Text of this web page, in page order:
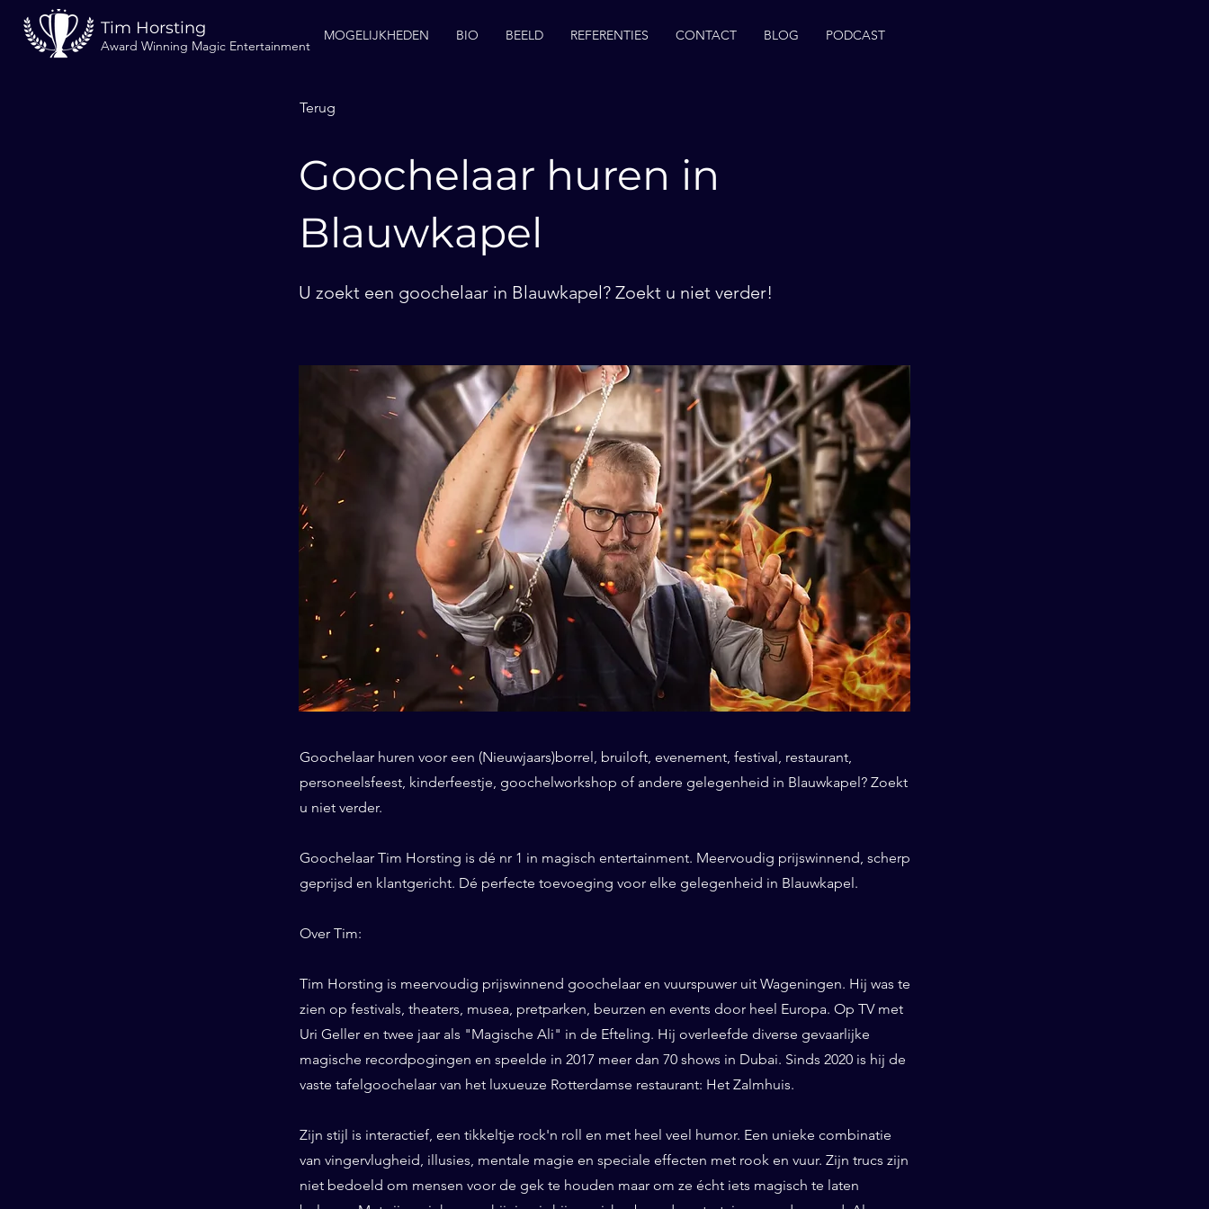
Tim Horsting
Award Winning Magic Entertainment
MOGELIJKHEDEN BIO BEELD REFERENTIES CONTACT BLOG PODCAST
Terug
Goochelaar huren in
Blauwkapel
U zoekt een goochelaar in Blauwkapel? Zoekt u niet verder!
Goochelaar huren voor een (Nieuwjaars)borrel, bruiloft, evenement, festival, restaurant,
personeelsfeest, kinderfeestje, goochelworkshop of andere gelegenheid in Blauwkapel? Zoekt
u niet verder.
Goochelaar Tim Horsting is dé nr 1 in magisch entertainment. Meervoudig prijswinnend, scherp
geprijsd en klantgericht. Dé perfecte toevoeging voor elke gelegenheid in Blauwkapel.
Over Tim:
Tim Horsting is meervoudig prijswinnend goochelaar en vuurspuwer uit Wageningen. Hij was te
zien op festivals, theaters, musea, pretparken, beurzen en events door heel Europa. Op TV met
Uri Geller en twee jaar als "Magische Ali" in de Efteling. Hij overleefde diverse gevaarlijke
magische recordpogingen en speelde in 2017 meer dan 70 shows in Dubai. Sinds 2020 is hij de
vaste tafelgoochelaar van het luxueuze Rotterdamse restaurant: Het Zalmhuis.
Zijn stijl is interactief, een tikkeltje rock'n roll en met heel veel humor. Een unieke combinatie
van vingervlugheid, illusies, mentale magie en speciale effecten met rook en vuur. Zijn trucs zijn
niet bedoeld om mensen voor de gek te houden maar om ze écht iets magisch te laten